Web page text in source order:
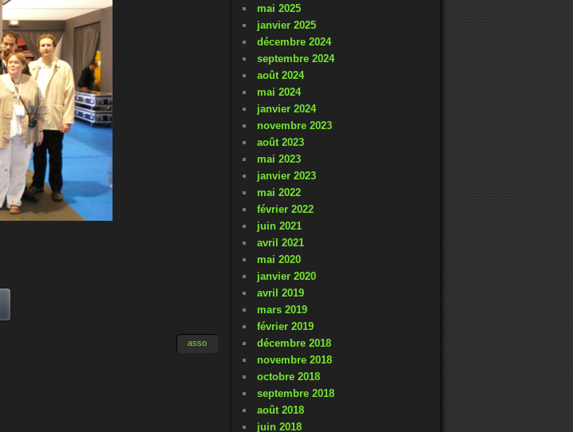
asso
mai 2025
janvier 2025
décembre 2024
septembre 2024
août 2024
mai 2024
janvier 2024
novembre 2023
août 2023
mai 2023
janvier 2023
mai 2022
février 2022
juin 2021
avril 2021
mai 2020
janvier 2020
avril 2019
mars 2019
février 2019
décembre 2018
novembre 2018
octobre 2018
septembre 2018
août 2018
juin 2018